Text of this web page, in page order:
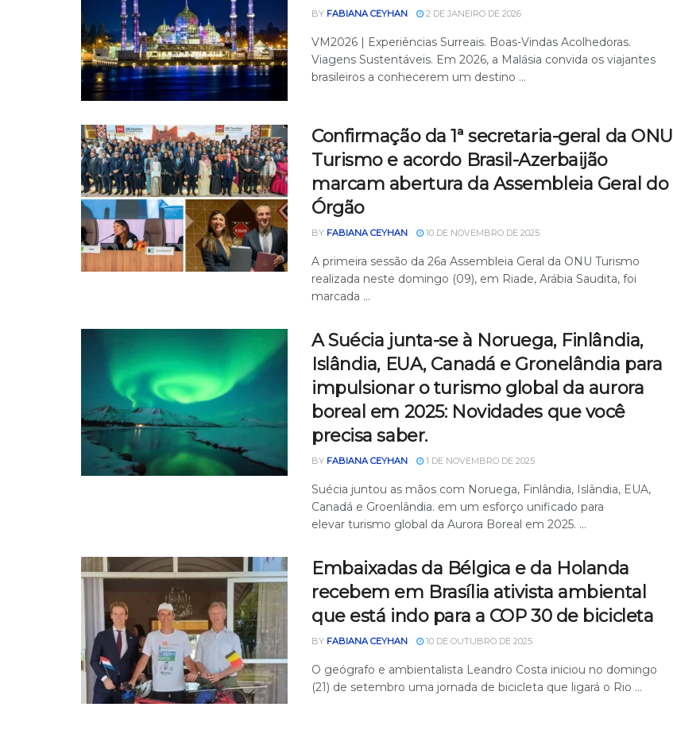
BY FABIANA CEYHAN 2 DE JANEIRO DE 2026
VM2026 | Experiências Surreais. Boas-Vindas Acolhedoras.
Viagens Sustentáveis. Em 2026, a Malásia convida os viajantes
brasileiros a conhecerem um destino ...
Confirmação da 1ª secretaria-geral da ONU
Turismo e acordo Brasil-Azerbaijão
marcam abertura da Assembleia Geral do
Órgão
BY FABIANA CEYHAN 10 DE NOVEMBRO DE 2025
A primeira sessão da 26a Assembleia Geral da ONU Turismo
realizada neste domingo (09), em Riade, Arábia Saudita, foi
marcada ...
A Suécia junta-se à Noruega, Finlândia,
Islândia, EUA, Canadá e Gronelândia para
impulsionar o turismo global da aurora
boreal em 2025: Novidades que você
precisa saber.
BY FABIANA CEYHAN 1 DE NOVEMBRO DE 2025
Suécia juntou as mãos com Noruega, Finlândia, Islândia, EUA,
Canadá e Groenlândia. em um esforço unificado para
elevar turismo global da Aurora Boreal em 2025. ...
Embaixadas da Bélgica e da Holanda
recebem em Brasília ativista ambiental
que está indo para a COP 30 de bicicleta
BY FABIANA CEYHAN 10 DE OUTUBRO DE 2025
O geógrafo e ambientalista Leandro Costa iniciou no domingo
(21) de setembro uma jornada de bicicleta que ligará o Rio ...